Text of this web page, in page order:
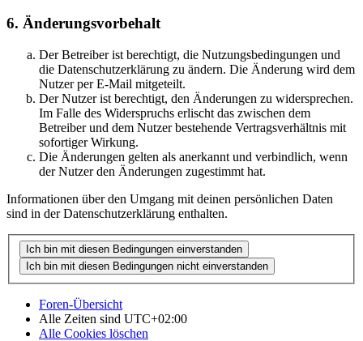
6. Änderungsvorbehalt
Der Betreiber ist berechtigt, die Nutzungsbedingungen und
die Datenschutzerklärung zu ändern. Die Änderung wird dem
Nutzer per E-Mail mitgeteilt.
Der Nutzer ist berechtigt, den Änderungen zu widersprechen.
Im Falle des Widerspruchs erlischt das zwischen dem
Betreiber und dem Nutzer bestehende Vertragsverhältnis mit
sofortiger Wirkung.
Die Änderungen gelten als anerkannt und verbindlich, wenn
der Nutzer den Änderungen zugestimmt hat.
Informationen über den Umgang mit deinen persönlichen Daten
sind in der Datenschutzerklärung enthalten.
Foren-Übersicht
Alle Zeiten sind UTC+02:00
Alle Cookies löschen